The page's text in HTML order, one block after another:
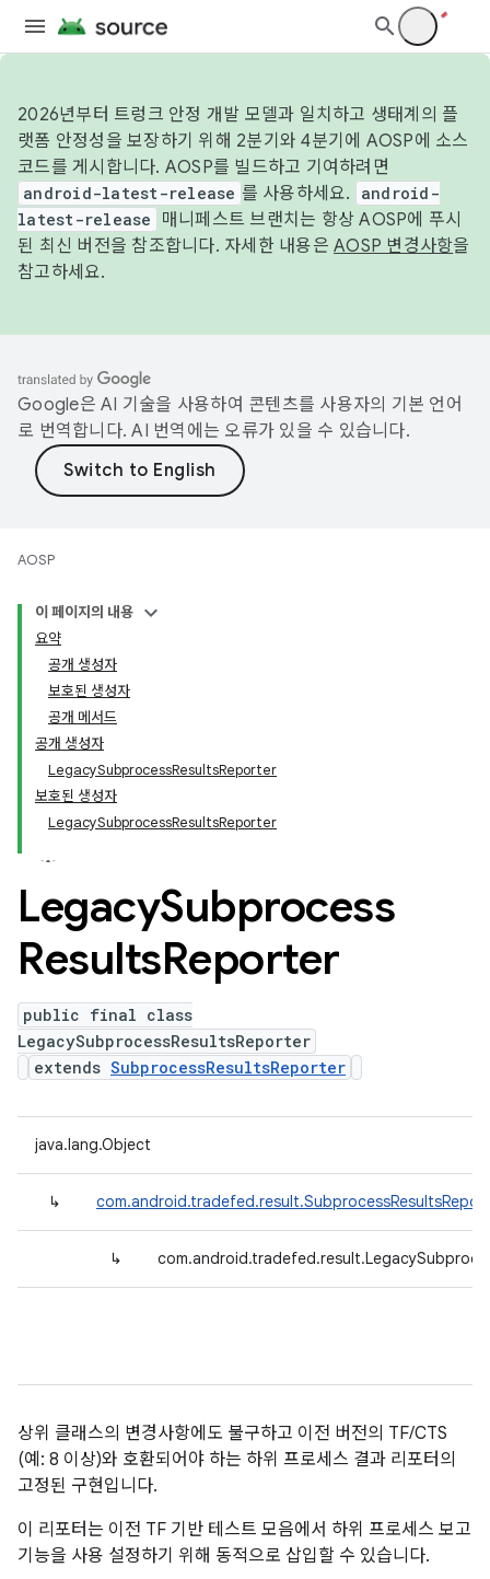
2026년부터 트렁크 안정 개발 모델과 일치하고 생태계의 플
랫폼 안정성을 보장하기 위해 2분기와 4분기에 AOSP에 소스
코드를 게시합니다. AOSP를 빌드하고 기여하려면
android-latest-release 를 사용하세요.
android-
latest-release
매니페스트 브랜치는 항상 AOSP에 푸시
된 최신 버전을 참조합니다. 자세한 내용은 AOSP 변경사항을
참고하세요.
Google은 AI 기술을 사용하여 콘텐츠를 사용자의 기본 언어
로 번역합니다. AI 번역에는 오류가 있을 수 있습니다.
AOSP
이 페이지의 내용
요약
공개 생성자
보호된 생성자
공개 메서드
공개 생성자
LegacySubprocessResultsReporter
보호된 생성자
LegacySubprocessResultsReporter
LegacySubprocess
ResultsReporter
public final class
LegacySubprocessResultsReporter
extends SubprocessResultsReporter
java.lang.Object
↳
↳
상위 클래스의 변경사항에도 불구하고 이전 버전의 TF/CTS
(예: 8 이상)와 호환되어야 하는 하위 프로세스 결과 리포터의
고정된 구현입니다.
이 리포터는 이전 TF 기반 테스트 모음에서 하위 프로세스 보고
기능을 사용 설정하기 위해 동적으로 삽입할 수 있습니다.